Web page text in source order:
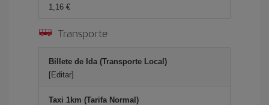
1,16 €
Transporte
Billete de Ida (Transporte Local)
[Editar]
Taxi 1km (Tarifa Normal)